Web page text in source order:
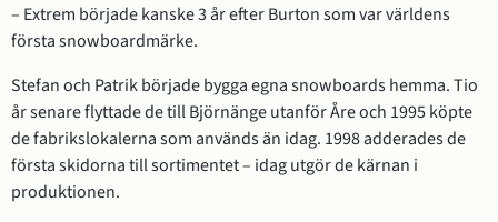
– Extrem började kanske 3 år efter Burton som var världens
första snowboardmärke.
Stefan och Patrik började bygga egna snowboards hemma. Tio
år senare flyttade de till Björnänge utanför Åre och 1995 köpte
de fabrikslokalerna som används än idag. 1998 adderades de
första skidorna till sortimentet – idag utgör de kärnan i
produktionen.